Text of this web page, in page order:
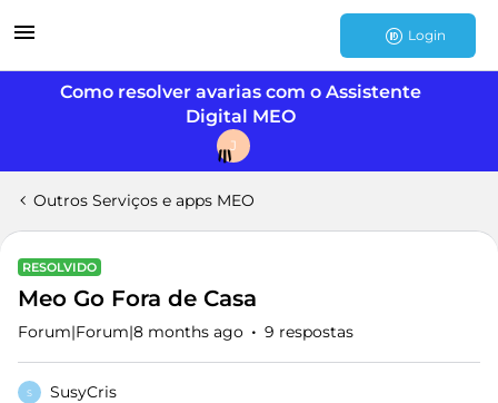
Login
Como resolver avarias com o Assistente
Digital MEO
J
Outros Serviços e apps MEO
RESOLVIDO
Meo Go Fora de Casa
Forum|Forum|8 months ago 9 respostas
S SusyCris